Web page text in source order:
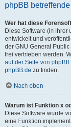
phpBB
Wer hat diese
Diese Software (in ihrer
entwickelt und
der GNU General
frei vertrieben werden.
auf der Seite von phpBB
phpBB.de zu finden.
Nach oben
Warum ist Funktion x
Diese Software wurde
eine Funktion